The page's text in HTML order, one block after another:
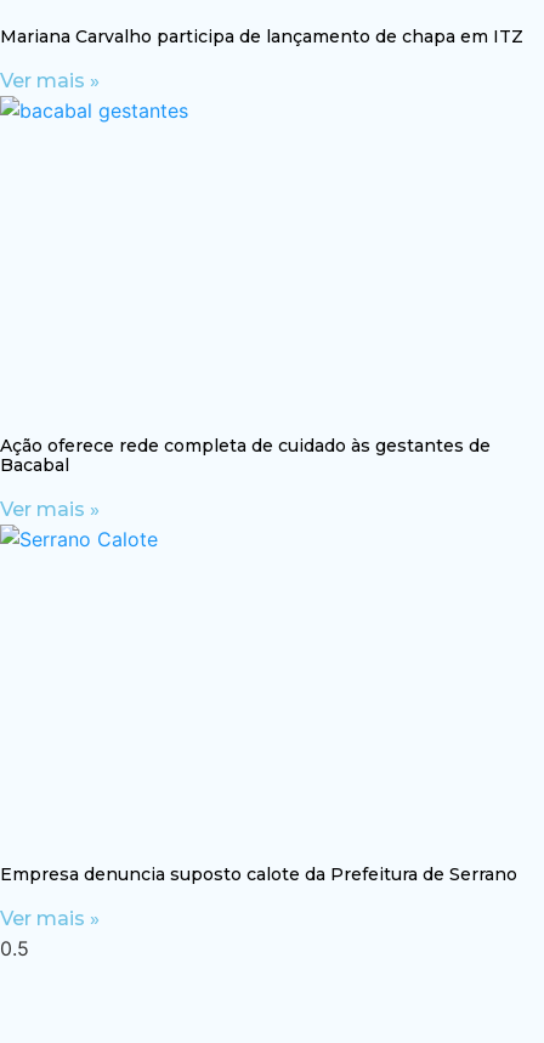
Mariana Carvalho participa de lançamento de chapa em ITZ
Ver mais »
Ação oferece rede completa de cuidado às gestantes de
Bacabal
Ver mais »
Empresa denuncia suposto calote da Prefeitura de Serrano
Ver mais »